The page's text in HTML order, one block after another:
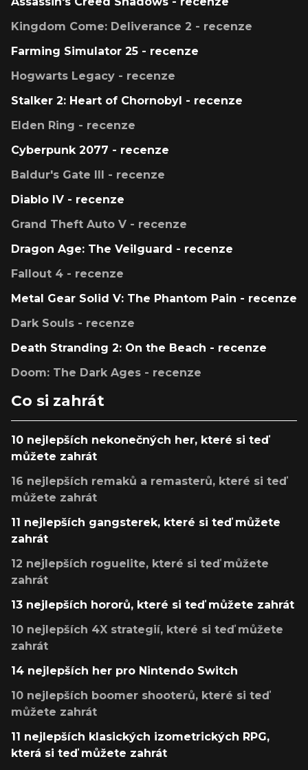
Kingdom Come: Deliverance 2 - recenze
Farming Simulator 25 - recenze
Hogwarts Legacy - recenze
Stalker 2: Heart of Chornobyl - recenze
Elden Ring - recenze
Cyberpunk 2077 - recenze
Baldur's Gate III - recenze
Diablo IV - recenze
Grand Theft Auto V - recenze
Dragon Age: The Veilguard - recenze
Fallout 4 - recenze
Metal Gear Solid V: The Phantom Pain - recenze
Dark Souls - recenze
Death Stranding 2: On the Beach - recenze
Doom: The Dark Ages - recenze
Co si zahrát
10 nejlepších nekonečných her, které si teď
můžete zahrát
16 nejlepších remaků a remasterů, které si teď
můžete zahrát
11 nejlepších gangsterek, které si teď můžete
zahrát
12 nejlepších roguelite, které si teď můžete
zahrát
13 nejlepších hororů, které si teď můžete zahrát
10 nejlepších 4X strategií, které si teď můžete
zahrát
14 nejlepších her pro Nintendo Switch
10 nejlepších boomer shooterů, které si teď
můžete zahrát
11 nejlepších klasických izometrických RPG,
která si teď můžete zahrát